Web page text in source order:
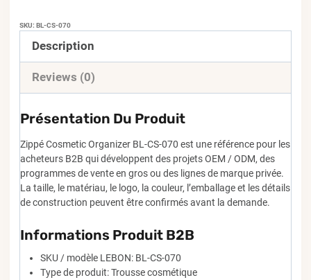
SKU: BL-CS-070
Description
Reviews (0)
Présentation Du Produit
Zippé Cosmetic Organizer BL-CS-070 est une référence pour les
acheteurs B2B qui développent des projets OEM / ODM, des
programmes de vente en gros ou des lignes de marque privée.
La taille, le matériau, le logo, la couleur, l’emballage et les détails
de construction peuvent être confirmés avant la demande.
Informations Produit B2B
SKU / modèle LEBON: BL-CS-070
Type de produit: Trousse cosmétique